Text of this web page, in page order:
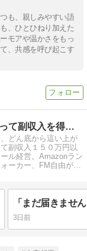
も、親しみやすい語
、ひとひねり加えた
モアや温かさをもっ
、共感を呼び起こす
累計３億円以上 語学を使って副収入を得る専門家 栗原久美子
どん底から這い上が
副収入１５０万円以
ル経営。Amazonラン
ーカー、FM自由が
3日前